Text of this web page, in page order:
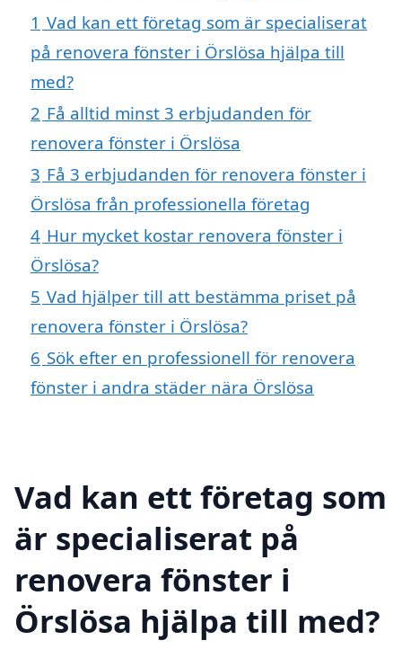
1 Vad kan ett företag som är specialiserat
på renovera fönster i Örslösa hjälpa till
med?
2 Få alltid minst 3 erbjudanden för
renovera fönster i Örslösa
3 Få 3 erbjudanden för renovera fönster i
Örslösa från professionella företag
4 Hur mycket kostar renovera fönster i
Örslösa?
5 Vad hjälper till att bestämma priset på
renovera fönster i Örslösa?
6 Sök efter en professionell för renovera
fönster i andra städer nära Örslösa
Vad kan ett företag som
är specialiserat på
renovera fönster i
Örslösa hjälpa till med?